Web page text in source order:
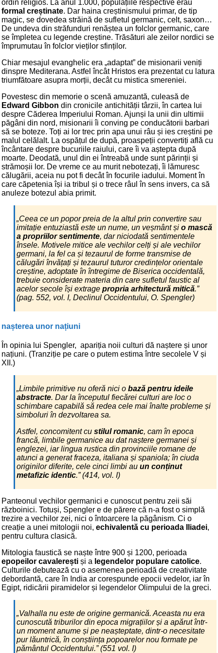
ordin religios. La anul 1.000, populațiile respective erau
formal creștinate. Dar haina creștinismului primar, de tip
magic, se dovedea străină de sufletul germanic, celt, saxon…
De undeva din străfunduri renăștea un folclor germanic, care
se împletea cu legende creștine. Trăsături ale zeilor nordici se
împrumutau în folclor vieților sfinților.
Chiar mesajul evanghelic era „adaptat” de misionarii veniți
dinspre Mediterana. Astfel încât Hristos era prezentat cu latura
triumfătoare asupra morții, decât cu mistica smereniei.
Povestesc din memorie o scenă amuzantă, culeasă de
Edward Gibbon din cronicile antichității târzii, în cartea lui
despre Căderea Imperiului Roman. Ajunși la unii din ultimii
păgâni din nord, misionarii îi conving pe conducătorii barbari
să se boteze. Toți ai lor trec prin apa unui râu și ies creștini pe
malul celălalt. La ospățul de după, proaspeții convertiți află cu
încântare despre bucuriile raiului, care îi va aștepta după
moarte. Deodată, unul din ei întreabă unde sunt părinții și
strămoșii lor. De vreme ce au murit nebotezați, îi lămuresc
călugării, aceia nu pot fi decât în focurile iadului. Moment în
care căpetenia își ia tribul și o trece râul în sens invers, ca să
anuleze botezul abia primit.
„Ceea ce un popor preia de la altul prin convertire sau
imitație entuziastă este un nume, un veșmânt și o mască
a propriilor sentimente, dar niciodată sentimentele
însele. Motivele mitice ale vechilor celți și ale vechilor
germani, la fel ca și tezaurul de forme transmise de
călugări învățați și tezaurul tuturor credințelor orientale
creștine, adoptate în întregime de Biserica occidentală,
trebuie considerate materia din care sufletul faustic al
acelor secole își extrage propria arhitectură mitică.”
(pag. 552, vol. I, Declinul Occidentului, O. Spengler)
nașterea unor națiuni
În opinia lui Spengler, apariția noii culturi dă naștere și unor
națiuni. (Tranziție pe care o putem estima între secolele V și
XII.)
„Limbile primitive nu oferă nici o bază pentru ideile
abstracte. Dar la începutul fiecărei culturi are loc o
schimbare capabilă să redea cele mai înalte probleme și
simboluri în dezvoltarea sa.
Astfel, concomitent cu stilul romanic, cam în epoca
francă, limbile germanice au dat naștere germanei și
englezei, iarlingua rustica din provinciile romane de
atunci a generat fraceza, italiana și spaniola; în ciuda
originilor diferite, cele cinci limbi au un conținut
metafizic identic.” (414, vol. I)
Panteonul vechilor germanici e cunoscut pentru zeii săi
războinici. Totuși, Spengler e de părere că n-a fost o simplă
trezire a vechilor zei, nici o întoarcere la păgânism. Ci o
creație a unei mitologii noi, echivalentă cu perioada Iliadei,
pentru cultura clasică.
Mitologia faustică se naște între 900 și 1200, perioada
epopeilor cavalerești și a legendelor populare catolice.
Culturile debutează cu o asemenea perioadă de creativitate
debordantă, care în India ar corespunde epocii vedelor, iar în
Egipt, ridicării piramidelor și legendelor Olimpului de la greci.
„Valhalla nu este de origine germanică. Aceasta nu era
cunoscută triburilor din epoca migrațiilor și a apărut într-
un moment anume și pe neașteptate, dintr-o necesitate
pur lăuntrică, în conștiința popoarelor nou formate pe
pământul Occidentului.” (551 vol. I)